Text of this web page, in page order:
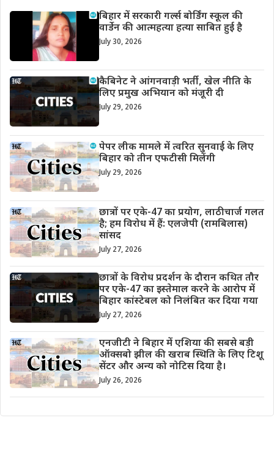
बिहार में सरकारी गर्ल्स बोर्डिंग स्कूल की
वार्डेन की आत्महत्या हत्या साबित हुई है
July 30, 2026
कैबिनेट ने आंगनवाड़ी भर्ती, खेल नीति के
लिए प्रमुख अभियान को मंजूरी दी
July 29, 2026
पेपर लीक मामले में त्वरित सुनवाई के लिए
बिहार को तीन एफटीसी मिलेंगी
July 29, 2026
छात्रों पर एके-47 का प्रयोग, लाठीचार्ज गलत
है; हम विरोध में हैं: एलजेपी (रामबिलास)
सांसद
July 27, 2026
छात्रों के विरोध प्रदर्शन के दौरान कथित तौर
पर एके-47 का इस्तेमाल करने के आरोप में
बिहार कांस्टेबल को निलंबित कर दिया गया
July 27, 2026
एनजीटी ने बिहार में एशिया की सबसे बड़ी
ऑक्सबो झील की खराब स्थिति के लिए टिशू
सेंटर और अन्य को नोटिस दिया है।
July 26, 2026